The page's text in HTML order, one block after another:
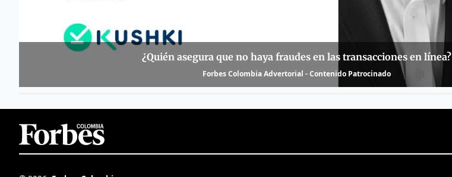
¿Quién asegura que no haya fraudes en las transacciones en línea?
Forbes Colombia Advertorial - Contenido Patrocinado